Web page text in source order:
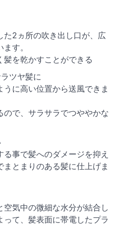
た2ヵ所の吹き出し口が、広
す。
を乾かすことができる
ツヤ髪に
に高い位置から送風できま
で、サラサラでつややかな
事で髪へのダメージを抑え
とまりのある髪に仕上げま
気中の微細な水分が結合し
て、髪表面に帯電したプラ